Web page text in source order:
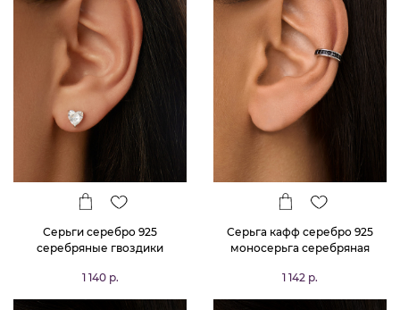
Серьги серебро 925
серебряные гвоздики
1 140 р.
Серьга кафф серебро 925
моносерьга серебряная
1 142 р.